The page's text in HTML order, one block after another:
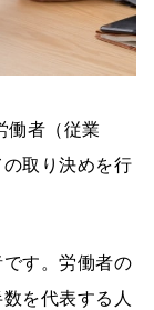
働者（従業
取り決めを行
す。労働者の
を代表する人